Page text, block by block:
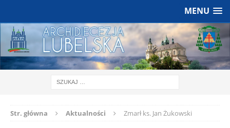
MENU
Str. główna Aktualności Zmarł ks. Jan Żukowski